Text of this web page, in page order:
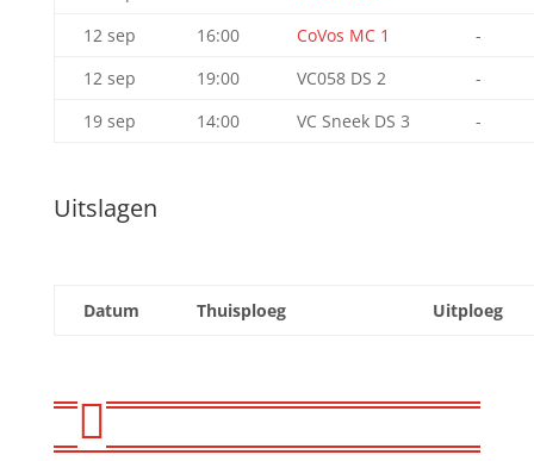
12 sep
16:00 CoVos MC 1
-
12 sep
19:00 VC058 DS 2
-
19 sep
14:00 VC Sneek DS 3 -
Uitslagen
Datum Thuisploeg Uitploeg
